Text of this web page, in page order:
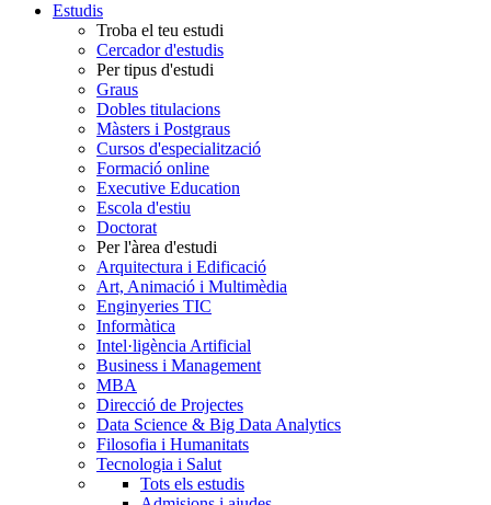
Estudis
Troba el teu estudi
Cercador d'estudis
Per tipus d'estudi
Graus
Dobles titulacions
Màsters i Postgraus
Cursos d'especialització
Formació online
Executive Education
Escola d'estiu
Doctorat
Per l'àrea d'estudi
Arquitectura i Edificació
Art, Animació i Multimèdia
Enginyeries TIC
Informàtica
Intel·ligència Artificial
Business i Management
MBA
Direcció de Projectes
Data Science & Big Data Analytics
Filosofia i Humanitats
Tecnologia i Salut
Tots els estudis